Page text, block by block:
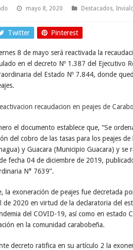
mayo 8, 2020 Destacados
Twitter Pinterest
8 de mayo será reactivada la
en el decreto Nº 1.387 del Ejecutivo
del Estado Nº 7.844, donde
el documento establece que, “Se
del cobro de las tasas para los peajes
y Guacara (Municipio Guacara) y se
fecha 04 de diciembre de 2019,
N° 7639”.
la exoneración de peajes fue decretada
de 2020 en virtud de la declaratoria del
del COVID-19, así como en estado
en la comunidad carabobeña.
decreto ratifica en su artículo 2 la